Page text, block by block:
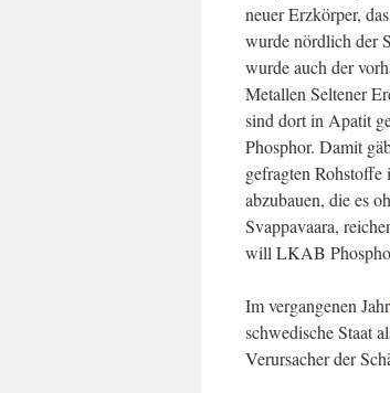
neuer Erzkörper,
wurde nördlich der
wurde auch der
Metallen Seltener
sind dort in Apatit
Phosphor. Damit
gefragten
abzubauen, die es
Svappavaara,
will LKAB
Im vergangenen Jahr
schwedische Staat
Verursacher der